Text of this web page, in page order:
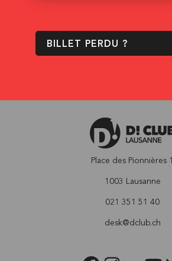
BILLET PERDU ?
Place des Pionnières 1
1003 Lausanne
021 351 51 40
desk@dclub.ch